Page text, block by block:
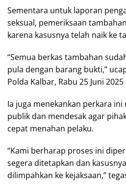
Sementara untuk laporan
seksual, pemeriksaan
karena kasusnya telah naik ke
“Semua berkas tambahan
pula dengan barang bukti,”
Polda Kalbar, Rabu 25 Juni
Ia juga menekankan perkara
publik dan mendesak agar
cepat menahan pelaku.
“Kami berharap proses ini
segera ditetapkan dan
dilimpahkan ke kejaksaan,”